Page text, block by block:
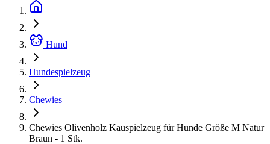
Hund
Hundespielzeug
Chewies
Chewies Olivenholz Kauspielzeug für Hunde Größe M Natur
Braun - 1 Stk.